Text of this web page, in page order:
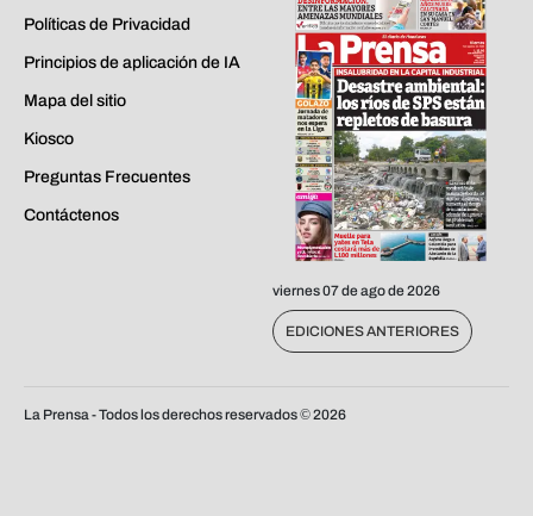
Políticas de Privacidad
Principios de aplicación de IA
Mapa del sitio
Kiosco
Preguntas Frecuentes
Contáctenos
viernes 07 de ago de 2026
EDICIONES ANTERIORES
La Prensa - Todos los derechos reservados ©2026